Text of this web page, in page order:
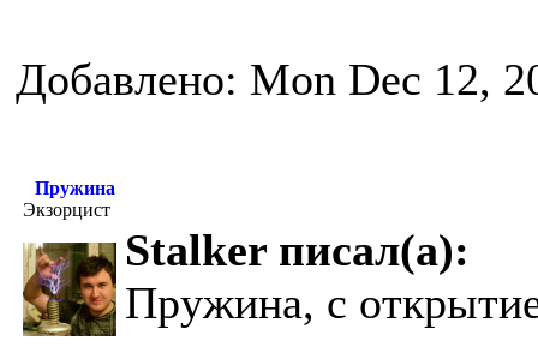
Добавлено: Mon Dec 12,
Пружина
Экзорцист
Stalker писал(а):
Пружина, с